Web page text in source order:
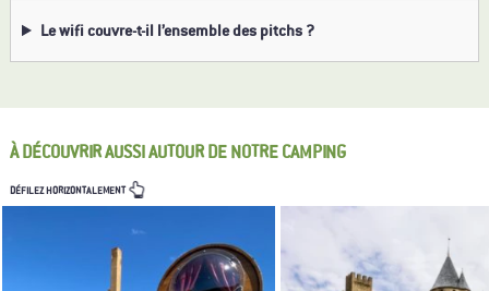
Le wifi couvre-t-il l’ensemble des pitchs ?
À DÉCOUVRIR AUSSI AUTOUR DE NOTRE CAMPING
DÉFILEZ HORIZONTALEMENT